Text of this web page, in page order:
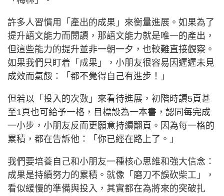
許多人習慣用「產出的成果」來衡量進展。如果為了
提升語文能力而閱讀，那語文能力就是唯一的產出，
但這些能力的提升並非一朝一夕，也較難直接觀察。
如果我們只盯着「成果」，小朋友很容易因遲遲未見
成效而氣餒：「都不覺得自己有進步！」
但若以「投入的次數」來看待進展，初階時讀5頁甚
至1頁也可給予一格，目標設為一本書，認同每完成
一小步，小朋友反而更願意持續翻頁。因為每一格的
累積，都在告訴他：「你已經在路上了。」
我們要培養自己和小朋友一種核心思維和強大信念：
成果是持續努力的累積。就像「磨刀不誤砍柴工」，
看似緩慢的準備與投入，其實都在為將來的突破扎